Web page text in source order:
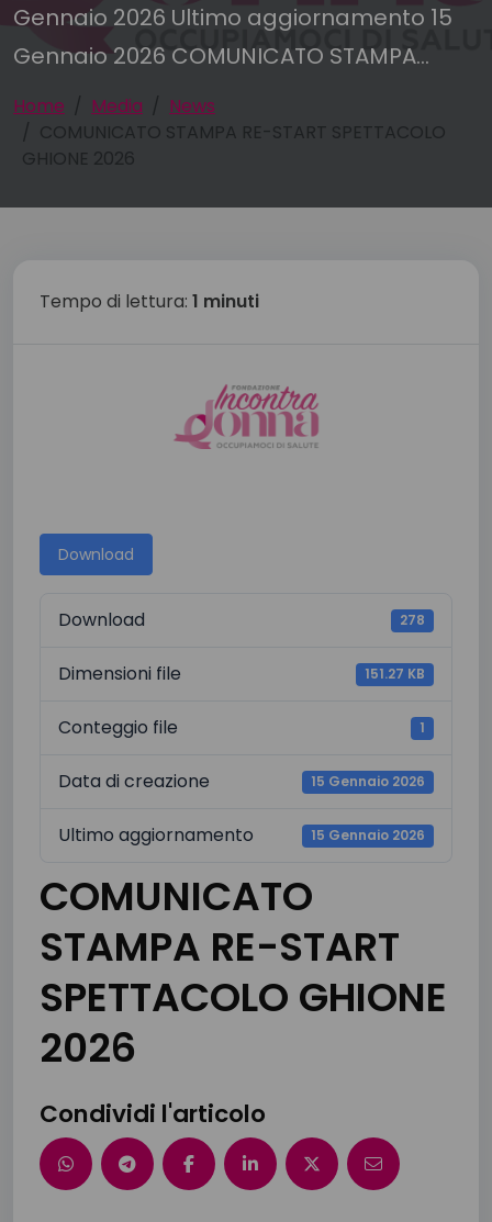
Gennaio 2026 Ultimo aggiornamento 15
Gennaio 2026 COMUNICATO STAMPA...
Home Media
News
COMUNICATO STAMPA RE-START SPETTACOLO
GHIONE 2026
Tempo di lettura: 1 minuti
Download
Download 278
Dimensioni file 151.27 KB
Conteggio file 1
Data di creazione 15 Gennaio 2026
Ultimo aggiornamento 15 Gennaio 2026
COMUNICATO
STAMPA RE-START
SPETTACOLO GHIONE
2026
Condividi l'articolo